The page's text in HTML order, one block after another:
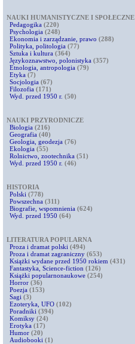
NAUKI HUMANISTYCZNE I SPOŁECZNE
Pedagogika (220)
Psychologia (248)
Ekonomia i zarządzanie, prawo (288)
Polityka, politologia (77)
Sztuka i kultura (364)
Językoznawstwo, polonistyka (357)
Etnologia, antropologia (79)
Etyka (7)
Socjologia (67)
Filozofia (171)
Wyd. przed 1950 r. (50)
NAUKI PRZYRODNICZE
Biologia (216)
Geografia (40)
Geologia, geodezja (76)
Ekologia (55)
Rolnictwo, zootechnika (51)
Wyd. przed 1950 r. (46)
HISTORIA
Polski (778)
Powszechna (311)
Biografie, wspomnienia (624)
Wyd. przed 1950 (64)
LITERATURA POPULARNA
Proza i dramat polski (494)
Proza i dramat zagraniczny (653)
Książki wydane przed 1950 rokiem (431)
Fantastyka, Science-fiction (126)
Książki popularnonaukowe (254)
Horror (36)
Poezja (153)
Sagi (3)
Ezoteryka, UFO (102)
Poradniki (394)
Komiksy (24)
Erotyka (17)
Humor (20)
Audiobooki (1)